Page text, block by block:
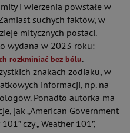
i wierzenia powstałe w
suchych faktów, w
mitycznych postaci.
wydana w 2023 roku:
rozkminiać bez bólu.
znakach zodiaku, w
informacji, np. na
Ponadto autorka ma
jak „American Government
czy „ Weather 101”,